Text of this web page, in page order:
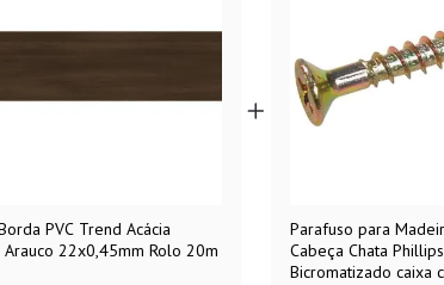
PVC Trend Acácia
Arauco 22x0,45mm Rolo 20m
Parafuso para
Cabeça Chata
Bicromatizado caixa